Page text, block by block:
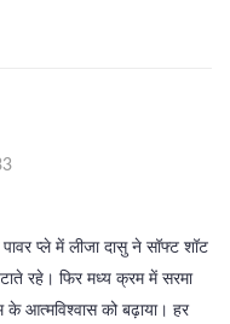
प्ले में लीजा दासु ने सॉफ्ट शॉट
रहे। फिर मध्य क्रम में सरमा
आत्मविश्वास को बढ़ाया। हर